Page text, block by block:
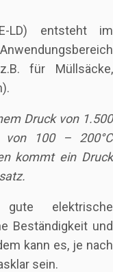
LD) entsteht im
für Müllsäcke,
Druck von 1.500
von 100 – 200°C
kommt ein Druck
elektrische
Beständigkeit und
kann es, je nach
sein.